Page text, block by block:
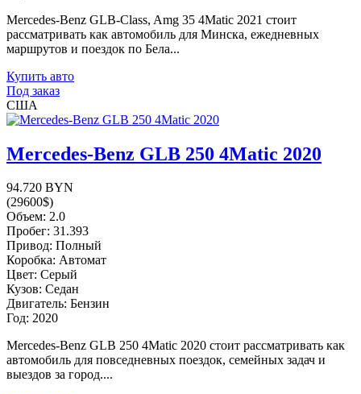
Mercedes-Benz GLB-Class, Amg 35 4Matic 2021 стоит
рассматривать как автомобиль для Минска, ежедневных
маршрутов и поездок по Бела...
Купить авто
Под заказ
США
Mercedes-Benz GLB 250 4Matic 2020
94.720 BYN
(29600$)
Объем: 2.0
Пробег: 31.393
Привод: Полный
Коробка: Автомат
Цвет: Серый
Кузов: Седан
Двигатель: Бензин
Год: 2020
Mercedes-Benz GLB 250 4Matic 2020 стоит рассматривать как
автомобиль для повседневных поездок, семейных задач и
выездов за город....